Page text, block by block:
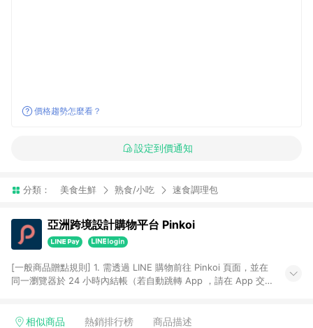
價格趨勢怎麼看？
設定到價通知
分類： 美食生鮮 熟食/小吃 速食調理包
亞洲跨境設計購物平台 Pinkoi
[一般商品贈點規則] 1. 需透過 LINE 購物前往 Pinkoi 頁面，並在
同一瀏覽器於 24 小時內結帳（若自動跳轉 App ，請在 App 交
回饋訂單不得享有 Pinkoi 站方優惠，例如首購優惠，P coins，
相似商品 熱銷排行榜 商品描述